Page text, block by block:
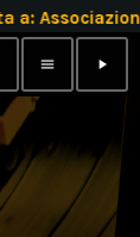
menu play_arrow